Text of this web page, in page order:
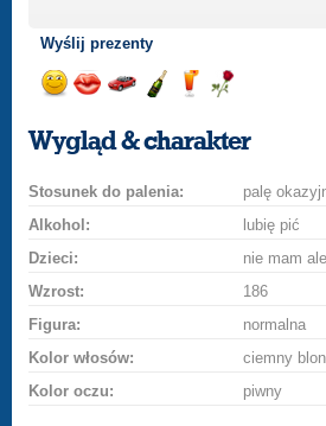
Wyślij prezenty
uśmiech
buziakasamochodem
szampana
drinka
różę
Wygląd & charakter
Stosunek do palenia:
palę
Alkohol:
lubię pić
Dzieci:
nie mam
Wzrost:
186
Figura:
normalna
Kolor włosów:
ciemny
Kolor oczu:
piwny